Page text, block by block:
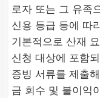
로자 또는 그 유족
신용 등급 등에 따
기본적으로 산재
신청 대상에 포함
증빙 서류를 제출
금 회수 및 불이익